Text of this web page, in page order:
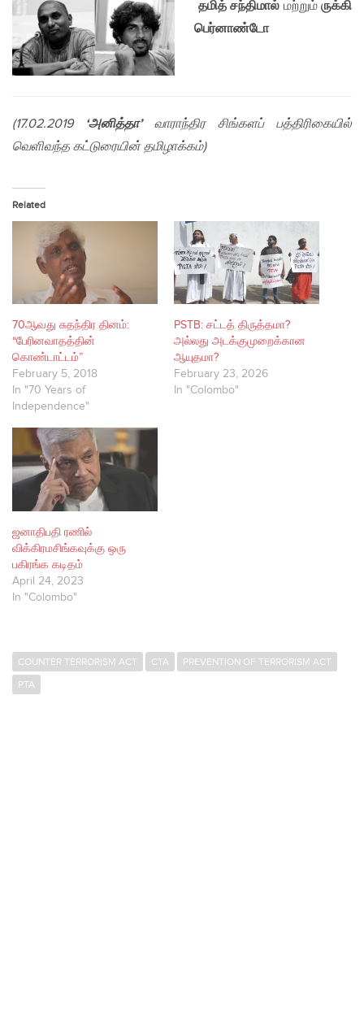
தமித் சந்திமால் மற்றும்ருக்கி
பெர்னாண்டோ
(17.02.2019 ‘அனித்தா’வாராந்திர சிங்களப் பத்திரிகையில்
வெளிவந்த கட்டுரையின் தமிழாக்கம்)
Related
70ஆவது சுதந்திர தினம்:
“பேரினவாதத்தின்
கொண்டாட்டம்”
February 5, 2018
In "70 Years of
Independence"
PSTB: சட்டத் திருத்தமா?
அல்லது அடக்குமுறைக்கான
ஆயுதமா?
February 23, 2026
In "Colombo"
ஜனாதிபதி ரணில்
விக்கிரமசிங்கவுக்கு ஒரு
பகிரங்க கடிதம்
April 24, 2023
In "Colombo"
COUNTER TERRORISM ACT CTA
PREVENTION OF TERRORISM ACT
PTA